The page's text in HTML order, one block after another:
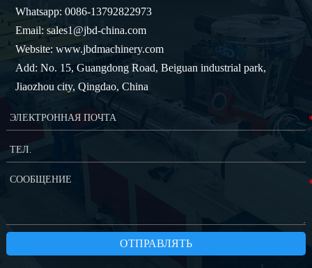
Whatsapp: 0086-13792822973
Email: sales1@jbd-china.com
Website: www.jbdmachinery.com
Add: No. 15, Guangdong Road, Beiguan industrial park,
Jiaozhou city, Qingdao, China
ОТПРАВЛЯТЬ